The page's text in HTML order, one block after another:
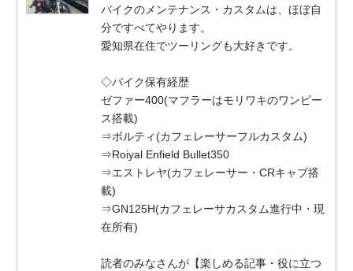
バイクのメンテナンス・カスタムは、ほぼ自
分ですべてやります。
愛知県在住でツーリングも大好きです。
◇バイク保有経歴
ゼファー400(マフラーはモリワキのワンピー
ス搭載)
⇒ボルティ(カフェレーサーフルカスタム)
⇒Roiyal Enfield Bullet350
⇒エストレヤ(カフェレーサー・CRキャブ搭
載)
⇒GN125H(カフェレーサカスタム進行中・現
在所有)
読者のみなさんが【楽しめる記事・役に立つ